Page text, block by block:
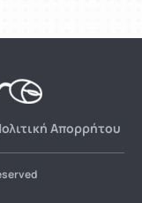
Απορρήτου